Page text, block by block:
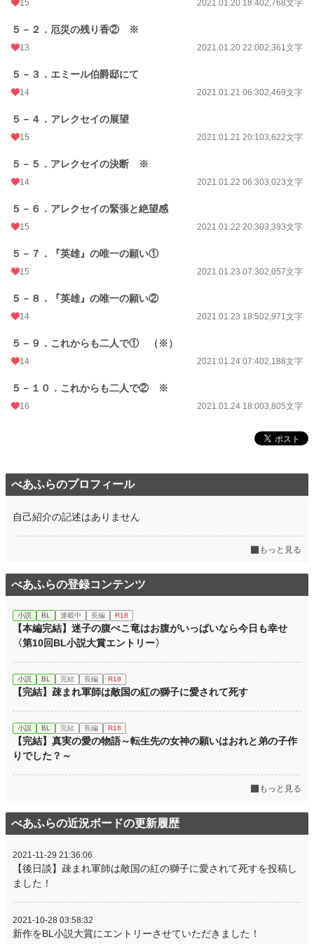
15 2021.01.20 18:402,768文字
５－２．厄災の残り香② ※
13 2021.01.20 22:002,361文字
５－３．エミール伯爵邸にて
14 2021.01.21 06:302,469文字
５－４．アレクセイの展望
15 2021.01.21 20:103,622文字
５－５．アレクセイの決断 ※
14 2021.01.22 06:303,023文字
５－６．アレクセイの緊張と絶望感
15 2021.01.22 20:303,393文字
５－７．『英雄』の唯一の願い①
15 2021.01.23 07:302,057文字
５－８．『英雄』の唯一の願い②
14 2021.01.23 18:502,971文字
５－９．これからも二人で① （※）
14 2021.01.24 07:402,188文字
５－１０．これからも二人で② ※
16 2021.01.24 18:003,805文字
べあふらのプロフィール
自己紹介の記述はありません
もっと見る
べあふらの登録コンテンツ
小説 BL 連載中 長編 R18
【本編完結】迷子の腹ぺこ竜はお腹がいっぱいなら今日も幸せ
〈第10回BL小説大賞エントリー〉
小説 BL 完結 長編 R18
【完結】疎まれ軍師は敵国の紅の獅子に愛されて死す
小説 BL 完結 長編 R18
【完結】真実の愛の物語～転生先の女神の願いはおれと弟の子作
りでした？～
もっと見る
べあふらの近況ボードの更新履歴
2021-11-29 21:36:06
【後日談】疎まれ軍師は敵国の紅の獅子に愛されて死すを投稿し
ました！
2021-10-28 03:58:32
新作をBL小説大賞にエントリーさせていただきました！